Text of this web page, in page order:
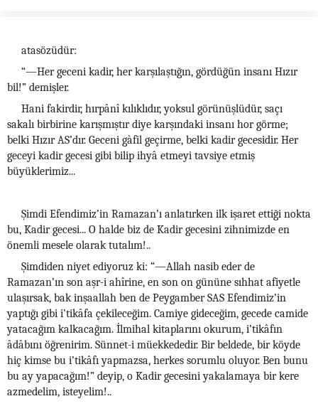
atasözüdür:
“—Her geceni kadir, her karşılaştığın, gördüğün insanı Hızır
bil!” demişler.
Hani fakirdir, hırpânî kılıklıdır, yoksul görünüşlüdür, saçı
sakalı birbirine karışmıştır diye karşındaki insanı hor görme;
belki Hızır AS’dır. Geceni gàfil geçirme, belki kadir gecesidir. Her
geceyi kadir gecesi gibi bilip ihyâ etmeyi tavsiye etmiş
büyüklerimiz...
Şimdi Efendimiz’in Ramazan’ı anlatırken ilk işaret ettiği nokta
bu, Kadir gecesi... O halde biz de Kadir gecesini zihnimizde en
önemli mesele olarak tutalım!..
Şimdiden niyet ediyoruz ki: “—Allah nasib eder de
Ramazan’ın son aşr-i ahîrine, en son on gününe sıhhat afiyetle
ulaşırsak, bak inşaallah ben de Peygamber SAS Efendimiz’in
yaptığı gibi i’tikâfa çekileceğim. Camiye gideceğim, gecede camide
yatacağım kalkacağım. İlmihal kitaplarını okurum, i’tikâfın
âdâbını öğrenirim. Sünnet-i müekkededir. Bir beldede, bir köyde
hiç kimse bu i’tikâfı yapmazsa, herkes sorumlu oluyor. Ben bunu
bu ay yapacağım!” deyip, o Kadir gecesini yakalamaya bir kere
azmedelim, isteyelim!..